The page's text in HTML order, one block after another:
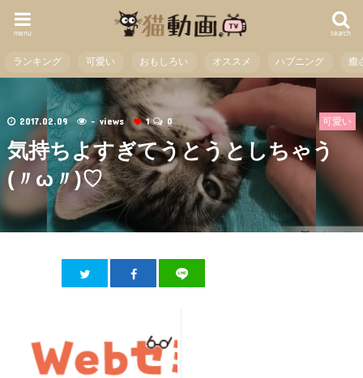
search
menu
ランキング 可愛い おもしろい オススメ ハプニング 癒
可愛い
2017.02.09 - views 1 0
気持ちよすぎてうとうとしちゃう
(〃ω〃)♡